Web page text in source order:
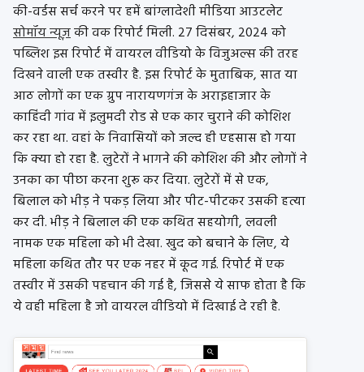
की-वर्डस सर्च करने पर हमें बांग्लादेशी मीडिया आउटलेट
सोमॉय न्यूज़की वक रिपोर्ट मिली. 27 दिसंबर, 2024 को
पब्लिश इस रिपोर्ट में वायरल वीडियो के विजुअल्स की तरह
दिखने वाली एक तस्वीर है. इस रिपोर्ट के मुताबिक, सात या
आठ लोगों का एक ग्रुप नारायणगंज के अराइहाजार के
काहिंदी गांव में इलुमदी रोड से एक कार चुराने की कोशिश
कर रहा था. वहां के निवासियों को जल्द ही एहसास हो गया
कि क्या हो रहा है. लुटेरों ने भागने की कोशिश की और लोगों ने
उनका का पीछा करना शुरू कर दिया. लुटेरों में से एक,
बिलाल को भीड़ ने पकड़ लिया और पीट-पीटकर उसकी हत्या
कर दी. भीड़ ने बिलाल की एक कथित सहयोगी, लवली
नामक एक महिला को भी देखा. खुद को बचाने के लिए, ये
महिला कथित तौर पर एक नहर में कूद गई. रिपोर्ट में एक
तस्वीर में उसकी पहचान की गई है, जिससे ये साफ होता है कि
ये वही महिला है जो वायरल वीडियो में दिखाई दे रही है.